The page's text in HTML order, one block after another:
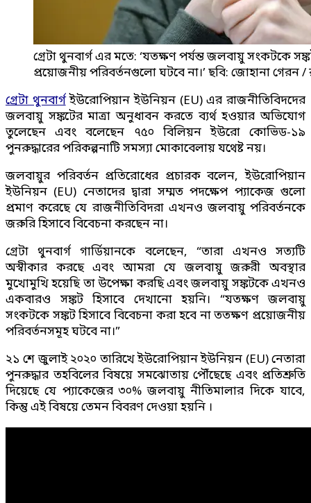
গ্রেটা থুনবার্গ এর মতে: ‘যতক্ষণ পর্যন্ত জলবায়ু সংকটকে
প্রয়োজনীয় পরিবর্তনগুলো ঘটবে না।’ ছবি: জোহানা গেরন /
গ্রেটা থুনবার্গইউরোপিয়ান ইউনিয়ন (EU) এর রাজনীতিবিদদের
জলবায়ু সঙ্কটের মাত্রা অনুধাবন করতে ব্যর্থ হওয়ার অভিযোগ
তুলেছেন এবং বলেছেন ৭৫০ বিলিয়ন ইউরো কোভিড-১৯
পুনরুদ্ধারের পরিকল্পনাটি সমস্যা মোকাবেলায় যথেষ্ট নয়।
জলবায়ুর পরিবর্তন প্রতিরোধের প্রচারক বলেন, ইউরোপিয়ান
ইউনিয়ন (EU) নেতাদের দ্বারা সম্মত পদক্ষেপ প্যাকেজ গুলো
প্রমাণ করেছে যে রাজনীতিবিদরা এখনও জলবায়ু পরিবর্তনকে
জরুরি হিসাবে বিবেচনা করছেন না।
গ্রেটা থুনবার্গ গার্ডিয়ানকে বলেছেন, “তারা এখনও সত্যটি
অস্বীকার করছে এবং আমরা যে জলবায়ু জরুরী অবস্থার
মুখোমুখি হয়েছি তা উপেক্ষা করছি এবং জলবায়ু সঙ্কটকে এখনও
একবারও সঙ্কট হিসাবে দেখানো হয়নি। “যতক্ষণ জলবায়ু
সংকটকে সঙ্কট হিসাবে বিবেচনা করা হবে না ততক্ষণ প্রয়োজনীয়
পরিবর্তনসমূহ ঘটবে না।”
২১ শে জুলাই ২০২০ তারিখে ইউরোপিয়ান ইউনিয়ন (EU) নেতারা
পুনরুদ্ধার তহবিলের বিষয়ে সমঝোতায় পৌঁছেছে এবং প্রতিশ্রুতি
দিয়েছে যে প্যাকেজের ৩০% জলবায়ু নীতিমালার দিকে যাবে,
কিন্তু এই বিষয়ে তেমন বিবরণ দেওয়া হয়নি ।